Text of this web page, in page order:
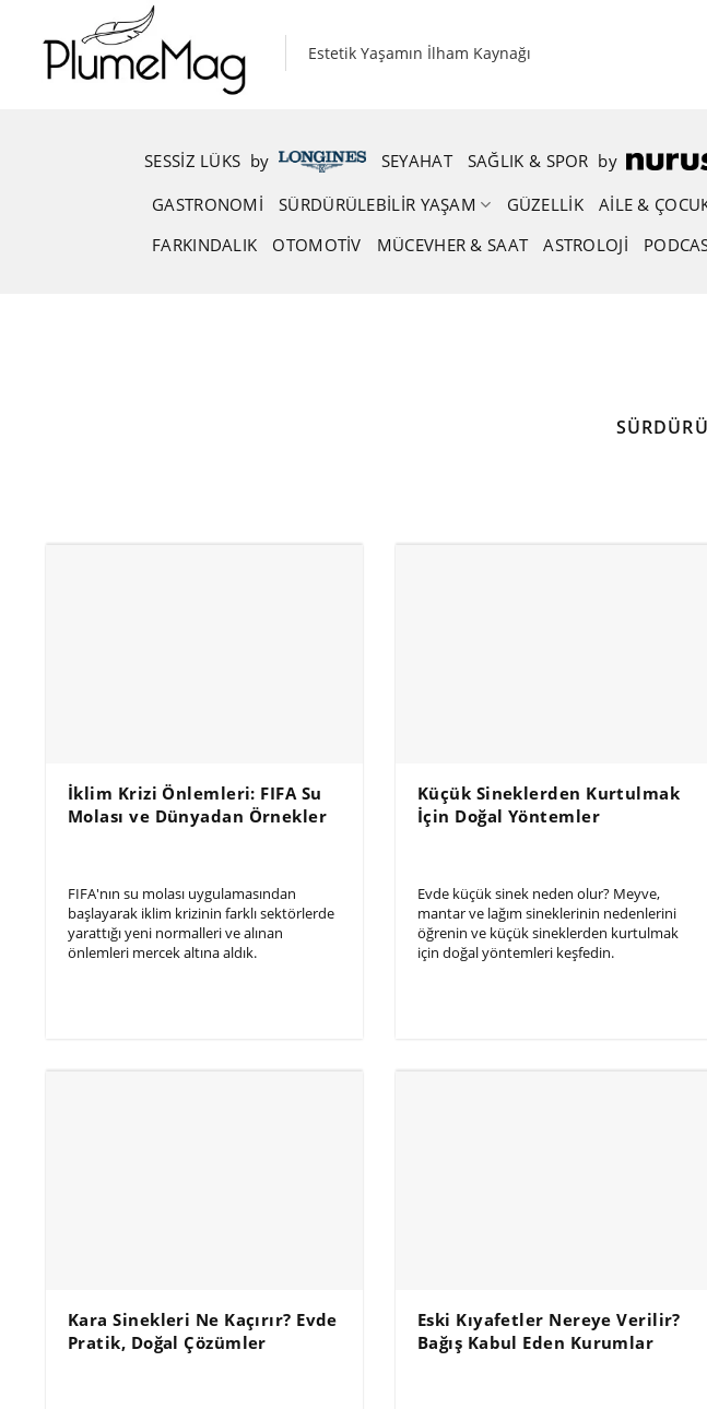
content
Estetik Yaşamın İlham Kaynağı
SESSIZ LÜKS by SEYAHAT SAĞLIK & SPOR by
GASTRONOMI
SÜRDÜRÜLEBILIR YAŞAM GÜZELLIK AİLE &
FARKINDALIK
OTOMOTIV MÜCEVHER & SAAT ASTROLOJI
İklim Krizi Önlemleri: FIFA Su
Molası ve Dünyadan Örnekler
FIFA'nın su molası uygulamasından
başlayarak iklim krizinin farklı sektörlerde
yarattığı yeni normalleri ve alınan
önlemleri mercek altına aldık.
Küçük Sineklerden Kurtulmak
İçin Doğal Yöntemler
Evde küçük sinek neden olur? Meyve,
mantar ve lağım sineklerinin nedenlerini
öğrenin ve küçük sineklerden kurtulmak
için doğal yöntemleri keşfedin.
Kara Sinekleri Ne Kaçırır? Evde
Pratik, Doğal Çözümler
Eski Kıyafetler Nereye Verilir?
Bağış Kabul Eden Kurumlar